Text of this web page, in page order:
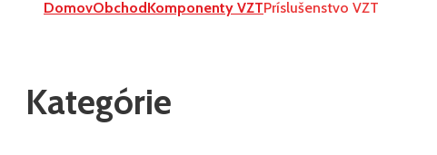
DomovObchodKomponenty VZTPríslušenstvo VZT
Kategórie